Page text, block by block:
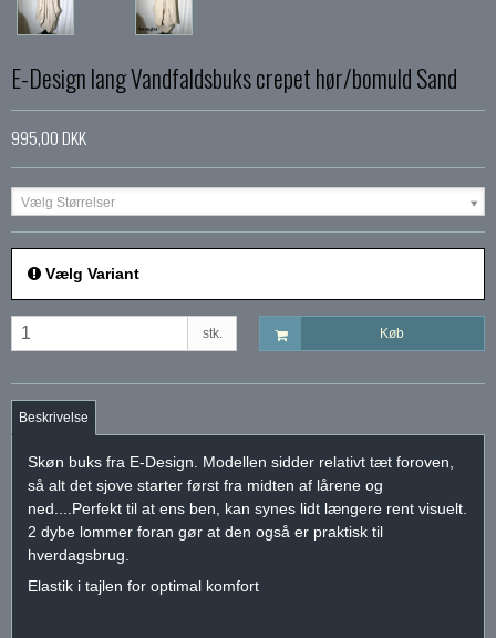
E-Design lang Vandfaldsbuks crepet hør/bomuld Sand
995,00 DKK
Vælg Størrelser
Vælg Variant
stk. Køb
Beskrivelse
Skøn buks fra E-Design. Modellen sidder relativt tæt foroven,
så alt det sjove starter først fra midten af lårene og
ned....Perfekt til at ens ben, kan synes lidt længere rent visuelt.
2 dybe lommer foran gør at den også er praktisk til
hverdagsbrug.
Elastik i tajlen for optimal komfort